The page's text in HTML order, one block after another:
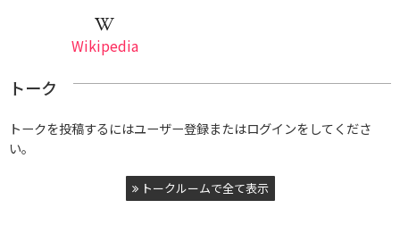
Wikipedia
トーク
トークを投稿するにはユーザー登録またはログインをしてくださ
い。
トークルームで全て表示